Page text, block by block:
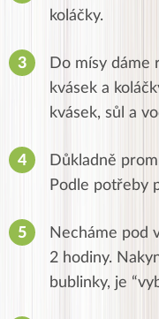
koláčky.
Do mísy dáme
kvásek a
kvásek, sůl a
Důkladně
Podle potřeby
Necháme pod
2 hodiny.
bublinky, je